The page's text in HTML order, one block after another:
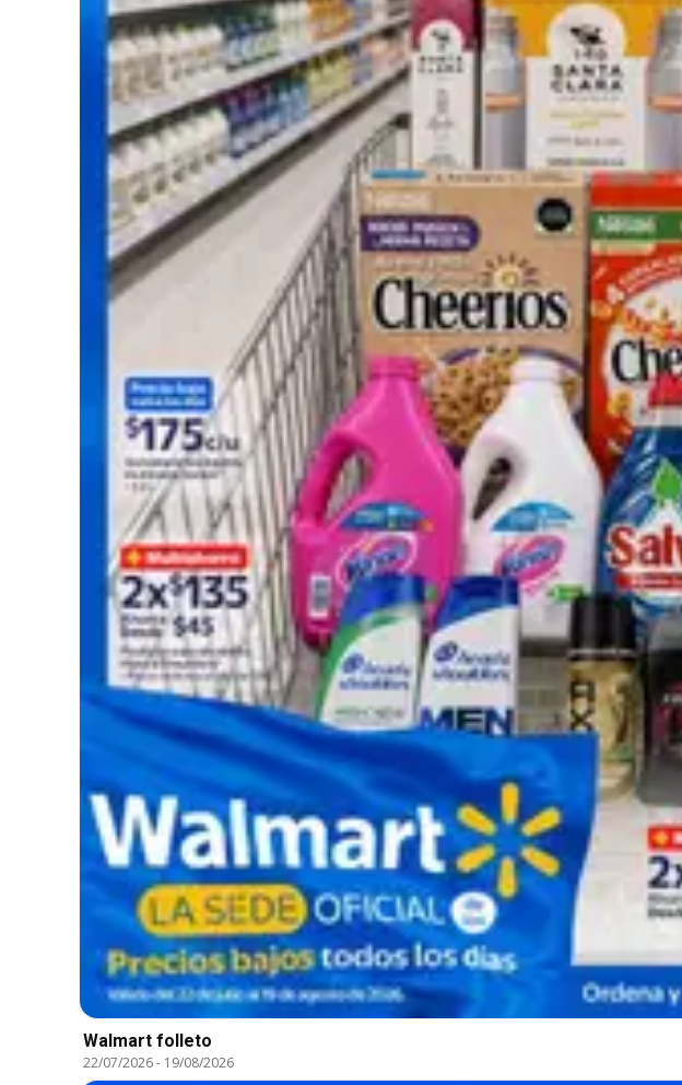
Walmart folleto
22/07/2026- 19/08/2026